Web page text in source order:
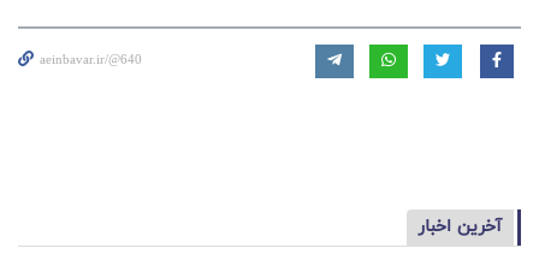
aeinbavar.ir/@640
آخرین اخبار